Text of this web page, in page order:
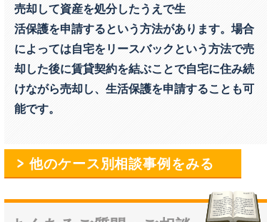
売却して資産を処分したうえで生
活保護を申請するという方法があります。場合
によっては自宅をリースバックという方法で売
却した後に賃貸契約を結ぶことで自宅に住み続
けながら売却し、生活保護を申請することも可
能です。
他のケース別相談事例をみる